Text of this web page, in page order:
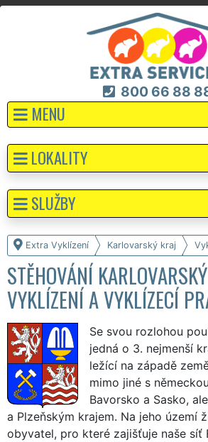
800 66 88
MENU
Extra Vyklízení Karlovarský kraj
STĚHOVÁNÍ
VYKLÍZENÍ A VYKLÍZECÍ
Se svou rozlohou
jedná o 3. nejmenší
ležící na západě
mimo jiné s
Bavorsko a Sasko,
a Plzeňským krajem. Na jeho území
obyvatel, pro které zajišťuje naše síť
LOKALITY
SLUŽBY